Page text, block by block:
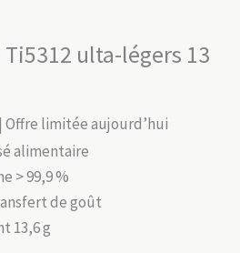
ulta-légers 13
| Offre limitée aujourd’hui
alimentaire
> 99,9 %
de goût
13,6 g